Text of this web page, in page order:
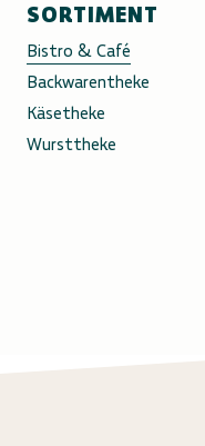
SORTIMENT
Bistro & Café
Backwarentheke
Käsetheke
Wursttheke